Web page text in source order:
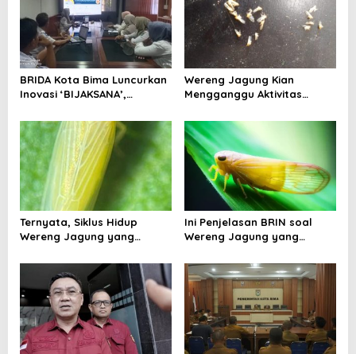
o
s
BRIDA Kota Bima Luncurkan
Inovasi ‘BIJAKSANA’,
Berbasis Stakeholder
Analisis
Wereng Jagung Kian
Mengganggu Aktivitas
Miliki Solusi?
Ternyata, Siklus Hidup
Wereng Jagung yang
Bertahan Hingga 30 Hari
Ini Penjelasan BRIN soal
Wereng Jagung yang